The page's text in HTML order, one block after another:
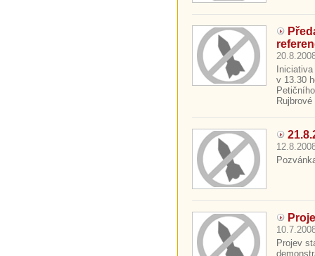
v 13.30
Projev